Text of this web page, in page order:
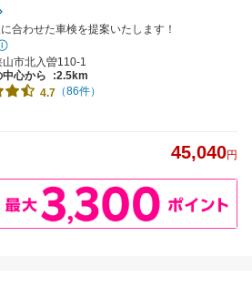
合わせた車検を提案いたします！
山市北入曽110-1
中心から
:2.5km
4.7 （86件）
45,040円